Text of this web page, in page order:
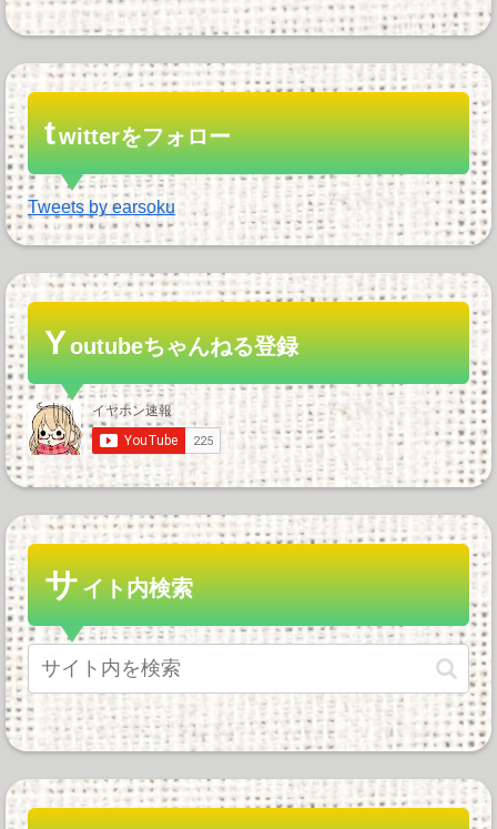
twitterをフォロー
Tweets by earsoku
Youtubeちゃんねる登録
サイト内検索